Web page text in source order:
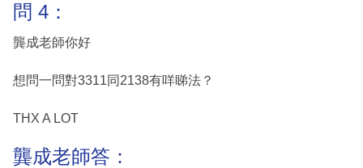
問 4：
龔成老師你好
想問一問對3311同2138有咩睇法？
THX A LOT
龔成老師答：